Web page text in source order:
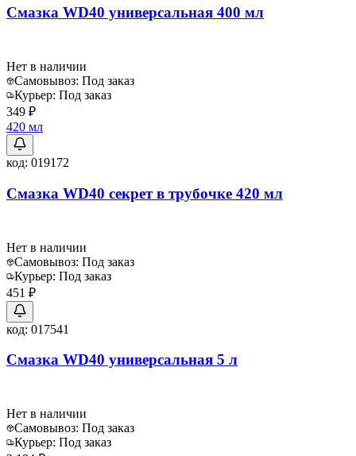
Смазка WD40 универсальная 400 мл
Нет в наличии
Самовывоз: Под заказ
Курьер: Под заказ
349 ₽
420 мл
код: 019172
Смазка WD40 секрет в трубочке 420 мл
Нет в наличии
Самовывоз: Под заказ
Курьер: Под заказ
451 ₽
код: 017541
Смазка WD40 универсальная 5 л
Нет в наличии
Самовывоз: Под заказ
Курьер: Под заказ